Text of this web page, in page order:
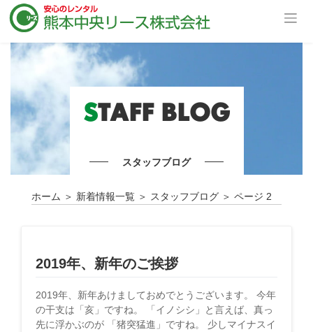
STAFF BLOG
スタッフブログ
ホーム ＞ 新着情報一覧 ＞ スタッフブログ ＞ ページ 2
2019年、新年のご挨拶
2019年、新年あけましておめでとうございます。 今年
の干支は「亥」ですね。 「イノシシ」と言えば、真っ
先に浮かぶのが 「猪突猛進」ですね。 少しマイナスイ